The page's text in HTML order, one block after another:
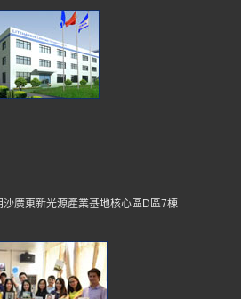
廣東新光源產業基地核心區D區7棟